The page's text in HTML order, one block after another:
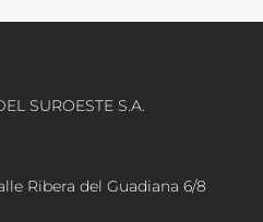
SUROESTE S.A.
Ribera del Guadiana 6/8